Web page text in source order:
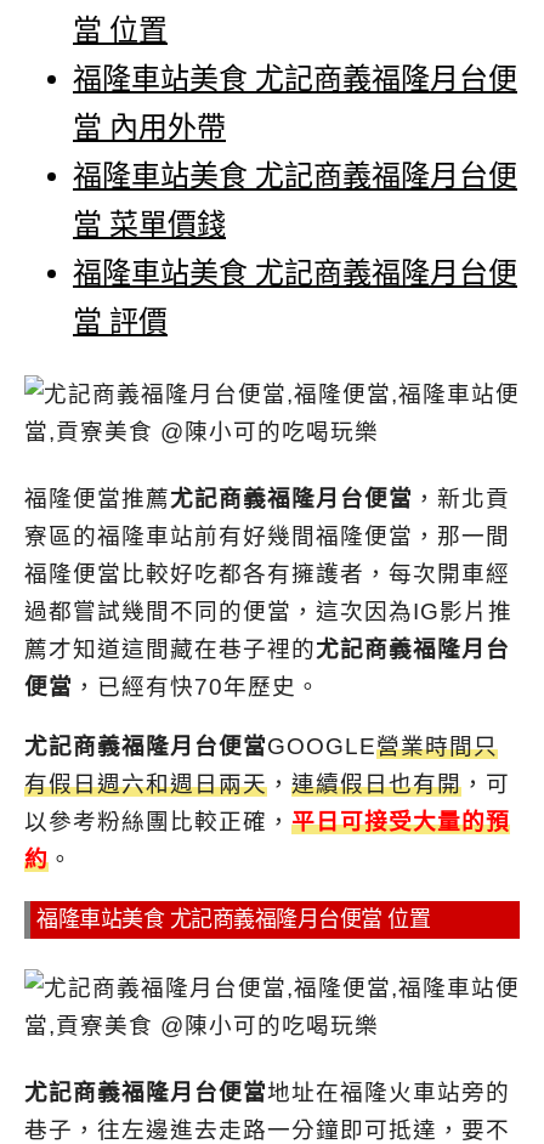
當 位置
福隆車站美食 尤記商義福隆月台便
當 內用外帶
福隆車站美食 尤記商義福隆月台便
當 菜單價錢
福隆車站美食 尤記商義福隆月台便
當 評價
福隆便當推薦尤記商義福隆月台便當 ，新北貢
寮區的福隆車站前有好幾間福隆便當，那一間
福隆便當比較好吃都各有擁護者，每次開車經
過都嘗試幾間不同的便當，這次因為IG影片推
薦才知道這間藏在巷子裡的尤記商義福隆月台
便當 ，已經有快70年歷史。
尤記商義福隆月台便當GOOGLE營業時間只
有假日週六和週日兩天 ， 連續假日也有開 ，可
以參考粉絲團比較正確， 平日可接受大量的預
約 。
福隆車站美食 尤記商義福隆月台便當 位置
尤記商義福隆月台便當地址在福隆火車站旁的
巷子，往左邊進去走路一分鐘即可抵達，要不